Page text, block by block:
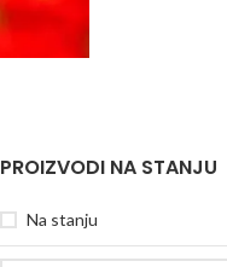
PROIZVODI NA STANJU
Na stanju